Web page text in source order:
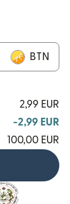
BTN
2,99 EUR
-2,99 EUR
100,00 EUR